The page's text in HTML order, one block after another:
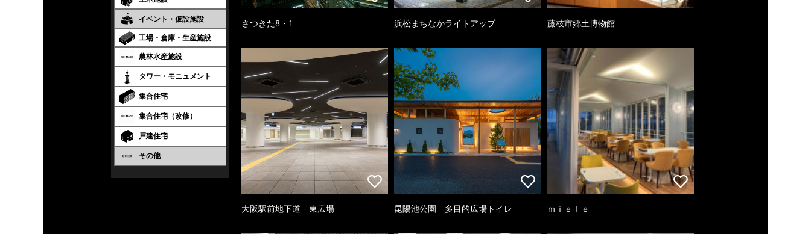
イベント・仮設施設
工場・倉庫・生産施設
農林水産施設
タワー・モニュメント
集合住宅
集合住宅（改修）
戸建住宅
その他
さつきた8・1 浜松まちなかライトアップ 藤枝市郷土博物館
大阪駅前地下道 東広場 昆陽池公園 多目的広場トイレ ｍｉｅｌｅ